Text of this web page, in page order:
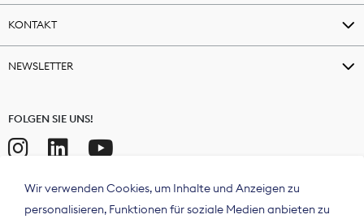
KONTAKT
NEWSLETTER
FOLGEN SIE UNS!
Wir verwenden Cookies, um Inhalte und Anzeigen zu
personalisieren, Funktionen für soziale Medien anbieten zu